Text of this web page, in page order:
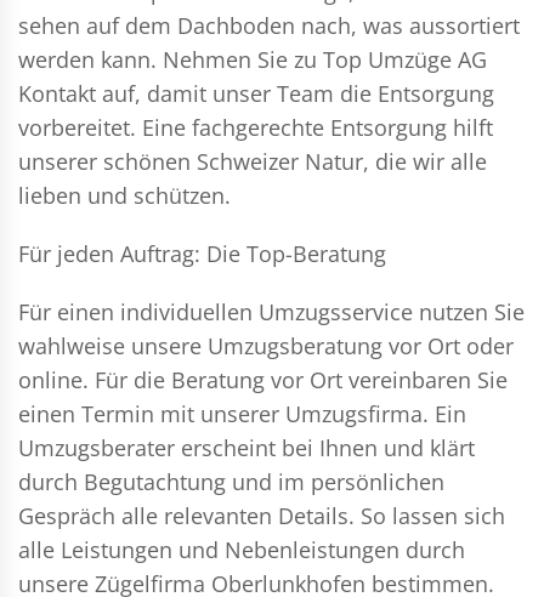
sehen auf dem Dachboden nach, was aussortiert
werden kann. Nehmen Sie zu Top Umzüge AG
Kontakt auf, damit unser Team die Entsorgung
vorbereitet. Eine fachgerechte Entsorgung hilft
unserer schönen Schweizer Natur, die wir alle
lieben und schützen.
Für jeden Auftrag: Die Top-Beratung
Für einen individuellen Umzugsservice nutzen Sie
wahlweise unsere Umzugsberatung vor Ort oder
online. Für die Beratung vor Ort vereinbaren Sie
einen Termin mit unserer Umzugsfirma. Ein
Umzugsberater erscheint bei Ihnen und klärt
durch Begutachtung und im persönlichen
Gespräch alle relevanten Details. So lassen sich
alle Leistungen und Nebenleistungen durch
unsere Zügelfirma Oberlunkhofen bestimmen.